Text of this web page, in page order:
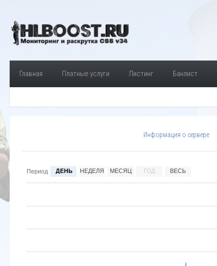
Главная Платные услуги Листинг Банлист
Информация о сервере
Период ДЕНЬ НЕДЕЛЯ МЕСЯЦ ГОД ВЕСЬ